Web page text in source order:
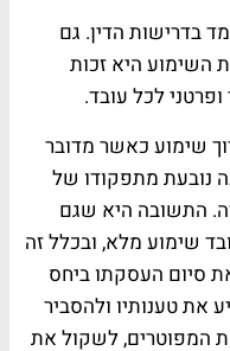
בדרישות הדין. גם
השימוע היא זכות
לכל עובד.
שימוע כאשר מדובר
נובעת מתפקודו של
התשובה היא שגם
שימוע מלא, ובכלל זה
סיום העסקתו ביחס
את טענותיו ולהסביר
המפוטרים, לשקול את